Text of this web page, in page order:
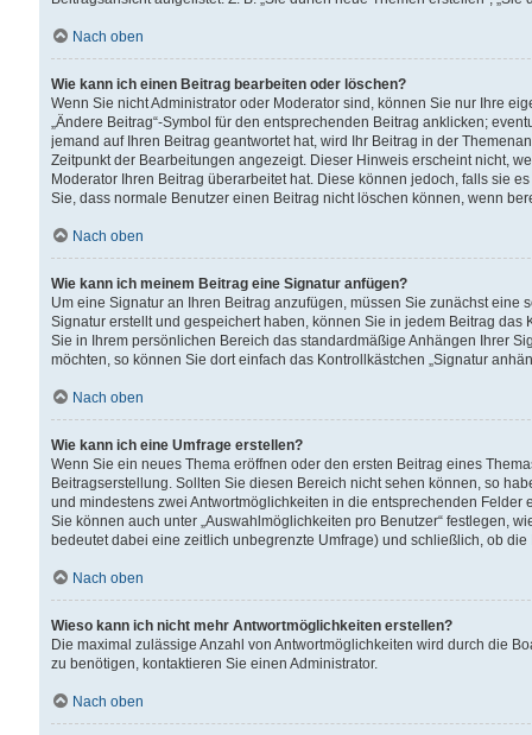
Nach oben
Wie kann ich einen Beitrag bearbeiten oder löschen?
Wenn Sie nicht Administrator oder Moderator sind, können Sie nur Ihre
„Ändere Beitrag“-Symbol für den entsprechenden Beitrag anklicken;
jemand auf Ihren Beitrag geantwortet hat, wird Ihr Beitrag in der
Zeitpunkt der Bearbeitungen angezeigt. Dieser Hinweis erscheint nicht,
Moderator Ihren Beitrag überarbeitet hat. Diese können jedoch, falls sie
Sie, dass normale Benutzer einen Beitrag nicht löschen können, wenn
Nach oben
Wie kann ich meinem Beitrag eine Signatur anfügen?
Um eine Signatur an Ihren Beitrag anzufügen, müssen Sie zunächst
Signatur erstellt und gespeichert haben, können Sie in jedem Beitrag
Sie in Ihrem persönlichen Bereich das standardmäßige Anhängen Ihrer
möchten, so können Sie dort einfach das Kontrollkästchen „Signatur
Nach oben
Wie kann ich eine Umfrage erstellen?
Wenn Sie ein neues Thema eröffnen oder den ersten Beitrag eines
Beitragserstellung. Sollten Sie diesen Bereich nicht sehen können, so
und mindestens zwei Antwortmöglichkeiten in die entsprechenden
Sie können auch unter „Auswahlmöglichkeiten pro Benutzer“ festlegen,
bedeutet dabei eine zeitlich unbegrenzte Umfrage) und schließlich, ob
Nach oben
Wieso kann ich nicht mehr Antwortmöglichkeiten erstellen?
Die maximal zulässige Anzahl von Antwortmöglichkeiten wird durch die
zu benötigen, kontaktieren Sie einen Administrator.
Nach oben